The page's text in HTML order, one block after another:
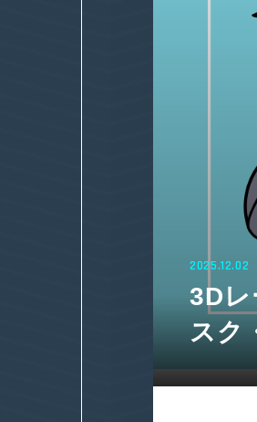
2025.12.02
3D
スク